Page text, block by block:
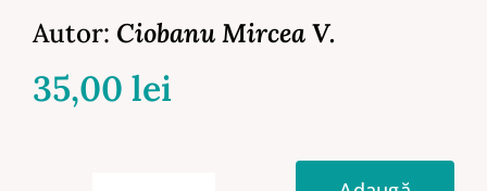
Autor: Ciobanu Mircea V.
35,00 lei